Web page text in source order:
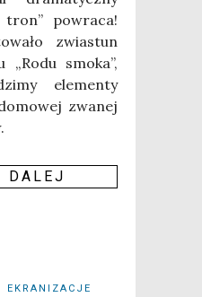
powra­ca!
zwia­stun
„Rodu smo­ka”,
ele­men­ty
zwa­nej
DALEJ
EKRANIZACJE